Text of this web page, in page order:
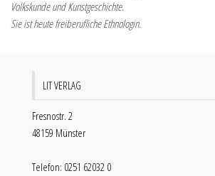
Volkskunde und Kunstgeschichte.
Sie ist heute freiberufliche Ethnologin.
LIT VERLAG
Fresnostr. 2
48159 Münster
Telefon: 0251 62032 0